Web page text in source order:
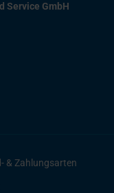
Service GmbH
& Zahlungsarten